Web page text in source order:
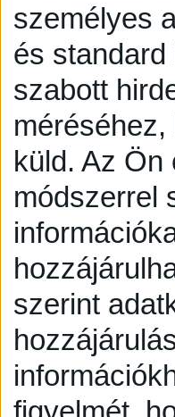
személyes
és
szabott
küld. Az Ön
módszerrel
szerint